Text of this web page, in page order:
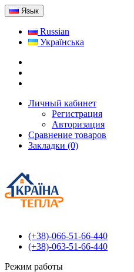
Язык
Russian
Українська
Личный кабинет
Регистрация
Авторизация
Сравнение товаров
Закладки (0)
(+38)-066-51-66-440
(+38)-063-51-66-440
Режим работы